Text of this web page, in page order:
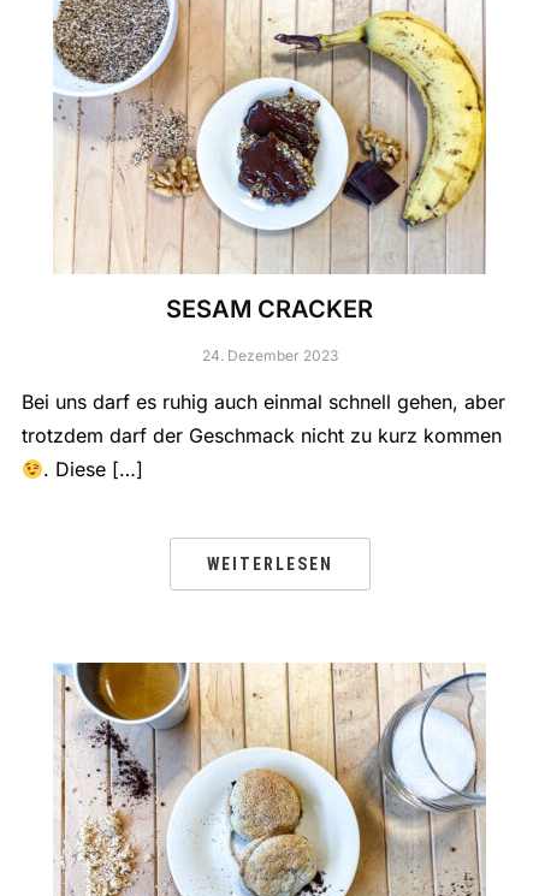
SESAM CRACKER
24. Dezember 2023
Bei uns darf es ruhig auch einmal schnell gehen, aber
trotzdem darf der Geschmack nicht zu kurz kommen
. Diese […]
WEITERLESEN